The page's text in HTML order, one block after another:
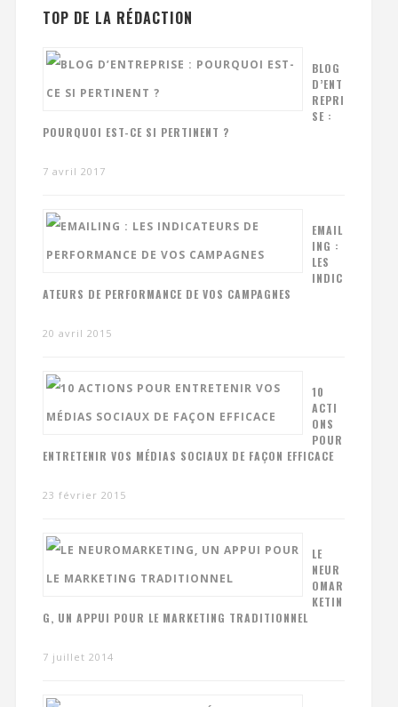
TOP DE LA RÉDACTION
BLOG
D’ENT
REPRI
SE :
POURQUOI EST-CE SI PERTINENT ?
7 avril 2017
EMAIL
ING :
LES
INDIC
ATEURS DE PERFORMANCE DE VOS CAMPAGNES
20 avril 2015
10
ACTI
ONS
POUR
ENTRETENIR VOS MÉDIAS SOCIAUX DE FAÇON EFFICACE
23 février 2015
LE
NEUR
OMAR
KETIN
G, UN APPUI POUR LE MARKETING TRADITIONNEL
7 juillet 2014